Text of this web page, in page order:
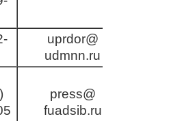
uprdor@
udmnn.ru
press@
fuadsib.ru